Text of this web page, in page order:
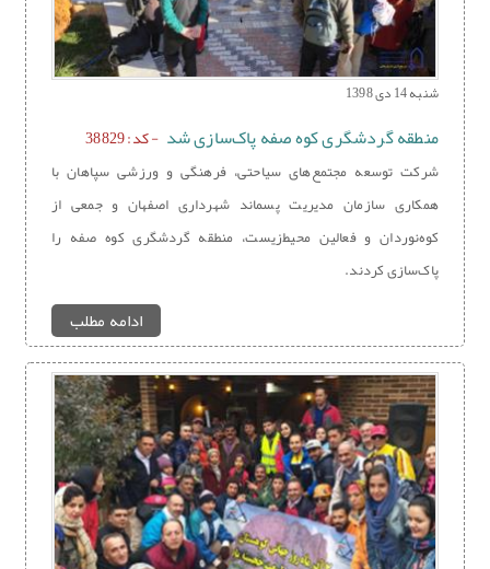
شنبه 14 دی 1398
منطقه گردشگری کوه صفه پاک‌سازی شد - کد: 38829
شرکت توسعه مجتمع‌های سیاحتی، فرهنگی و ورزشی سپاهان با
همکاری سازمان مدیریت پسماند شهرداری اصفهان و جمعی از
کوه‌نوردان و فعالین محیط‌زیست، منطقه گردشگری کوه صفه را
پاک‌سازی کردند.
ادامه مطلب